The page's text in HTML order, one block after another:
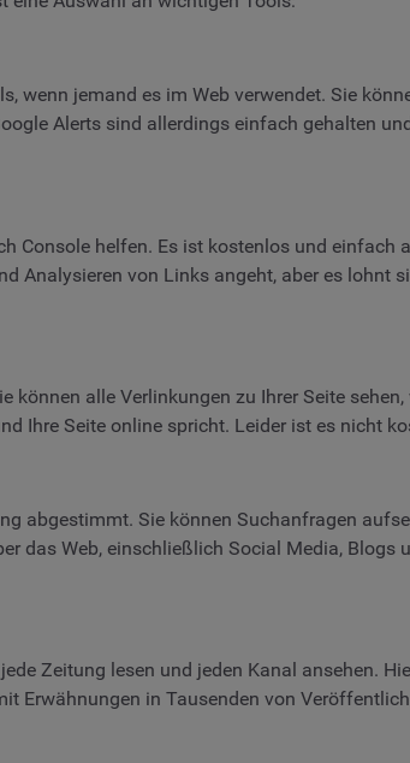
wenn jemand es im Web verwendet. Sie
Alerts sind allerdings einfach gehalten
Console helfen. Es ist kostenlos und
Analysieren von Links angeht, aber es lohnt
alle Verlinkungen zu Ihrer Seite
Ihre Seite online spricht. Leider ist es nicht
abgestimmt. Sie können Suchanfragen
das Web, einschließlich Social Media, Blogs
Zeitung lesen und jeden Kanal ansehen.
Erwähnungen in Tausenden von